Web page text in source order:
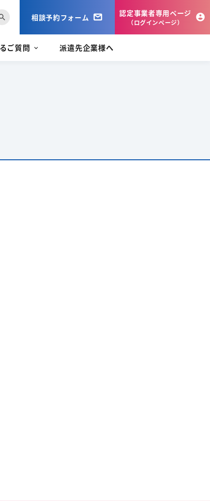
相談予約フォーム 認定事業者専用ページ
（ログインページ）
ご質問 派遣先企業様へ